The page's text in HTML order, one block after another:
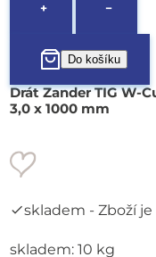
+ −
Drát Zander TIG W-
3,0 x 1000 mm
skladem - Zboží
skladem: 10 kg